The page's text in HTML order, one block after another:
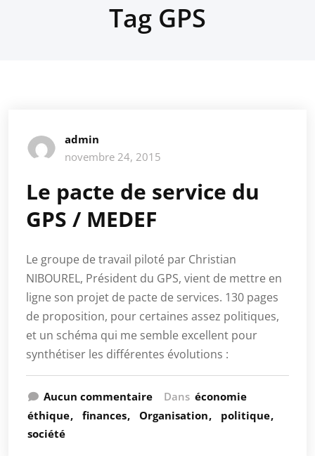
Tag GPS
admin
novembre 24, 2015
Le pacte de service du
GPS / MEDEF
Le groupe de travail piloté par Christian
NIBOUREL, Président du GPS, vient de mettre en
ligne son projet de pacte de services. 130 pages
de proposition, pour certaines assez politiques,
et un schéma qui me semble excellent pour
synthétiser les différentes évolutions :
Aucun commentaire Dans économie
éthique
finances Organisation
politique
société